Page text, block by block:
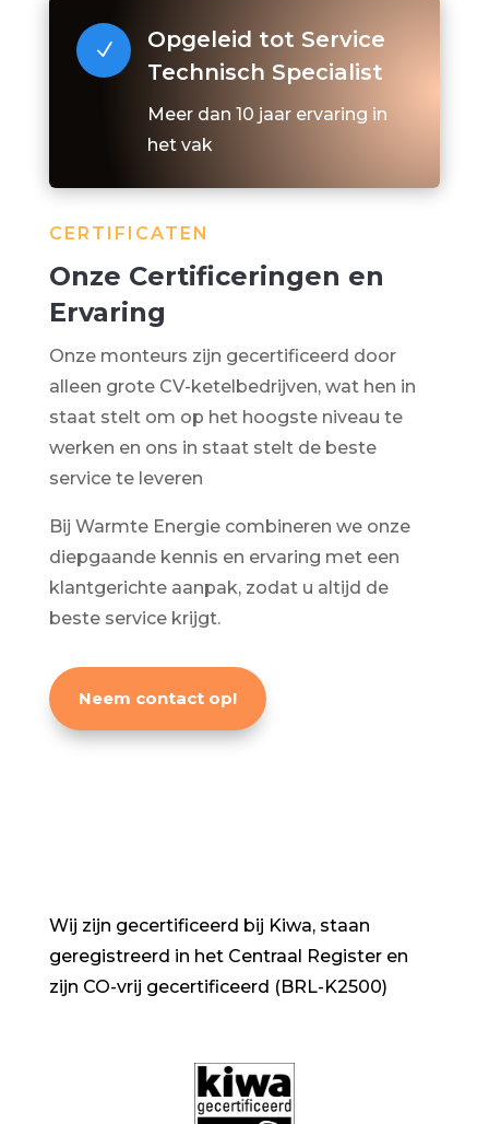
N
Opgeleid tot Service
Technisch Specialist
Meer dan 10 jaar ervaring in
het vak
CERTIFICATEN
Onze Certificeringen en
Ervaring
Onze monteurs zijn gecertificeerd door
alleen grote CV-ketelbedrijven, wat hen in
staat stelt om op het hoogste niveau te
werken en ons in staat stelt de beste
service te leveren
Bij Warmte Energie combineren we onze
diepgaande kennis en ervaring met een
klantgerichte aanpak, zodat u altijd de
beste service krijgt.
Neem contact op!
Wij zijn gecertificeerd bij Kiwa, staan
geregistreerd in het Centraal Register en
zijn CO-vrij gecertificeerd (BRL-K2500)